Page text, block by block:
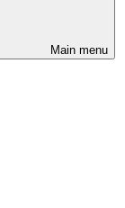
Main menu